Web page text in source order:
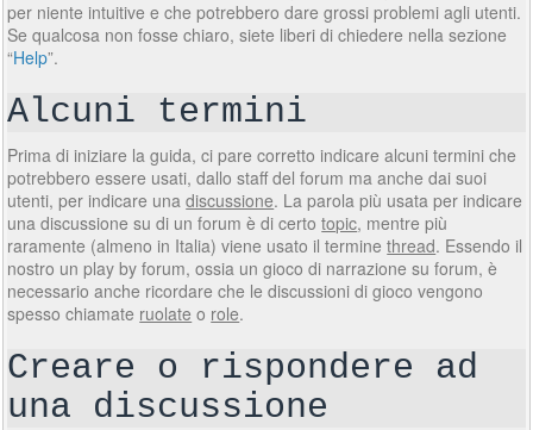
per niente intuitive e che potrebbero dare grossi problemi agli utenti.
Se qualcosa non fosse chiaro, siete liberi di chiedere nella sezione
“Help”.
Alcuni termini
Prima di iniziare la guida, ci pare corretto indicare alcuni termini che
potrebbero essere usati, dallo staff del forum ma anche dai suoi
utenti, per indicare unadiscussione. La parola più usata per indicare
una discussione su di un forum è di certotopic, mentre più
raramente (almeno in Italia) viene usato il terminethread. Essendo il
nostro un play by forum, ossia un gioco di narrazione su forum, è
necessario anche ricordare che le discussioni di gioco vengono
spesso chiamate ruolate o role.
Creare o rispondere ad
una discussione